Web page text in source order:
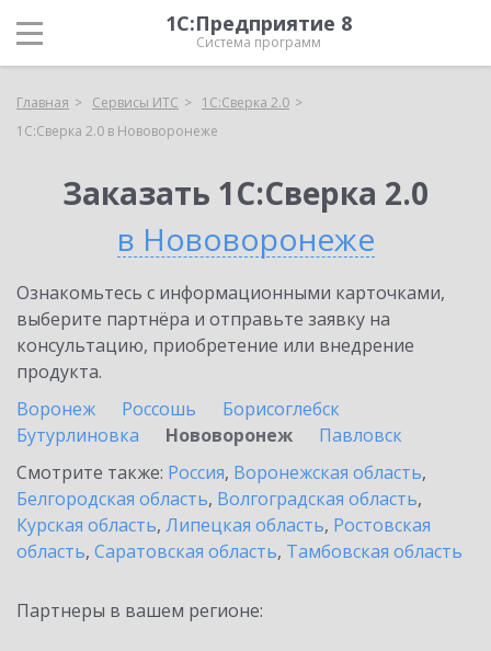
1С:Предприятие 8
Система программ
Главная Сервисы ИТС
1С:Сверка 2.0
1С:Сверка 2.0 в Нововоронеже
Заказать 1С:Сверка 2.0
в Нововоронеже
Ознакомьтесь с информационными карточками,
выберите партнёра и отправьте заявку на
консультацию, приобретение или внедрение
продукта.
Воронеж
Россошь
Борисоглебск
Бутурлиновка
Нововоронеж
Павловск
Смотрите также: Россия, Воронежская область,
Белгородская область, Волгоградская область,
Курская область, Липецкая область, Ростовская
область, Саратовская область, Тамбовская область
Партнеры в вашем регионе: